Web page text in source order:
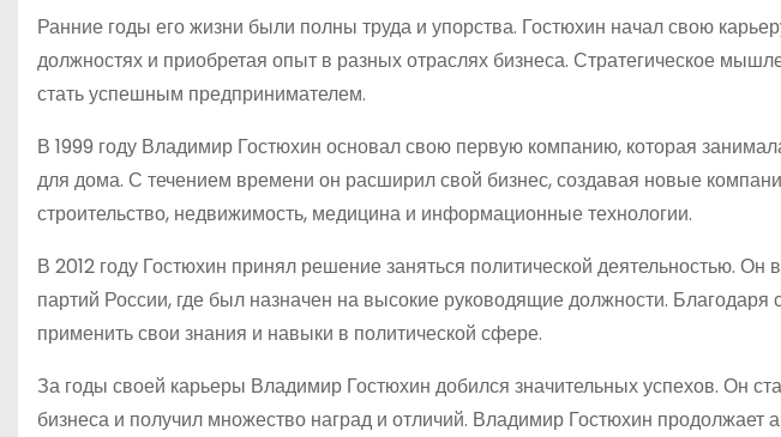
Ранние годы его жизни были полны труда и упорства. Гостюхин начал свою
должностях и приобретая опыт в разных отраслях бизнеса. Стратегическое
стать успешным предпринимателем.
В 1999 году Владимир Гостюхин основал свою первую компанию, которая
для дома. С течением времени он расширил свой бизнес, создавая новые
строительство, недвижимость, медицина и информационные технологии.
В 2012 году Гостюхин принял решение заняться политической деятельностью. Он
партий России, где был назначен на высокие руководящие должности. Благодаря
применить свои знания и навыки в политической сфере.
За годы своей карьеры Владимир Гостюхин добился значительных успехов. Он
бизнеса и получил множество наград и отличий. Владимир Гостюхин продолжает